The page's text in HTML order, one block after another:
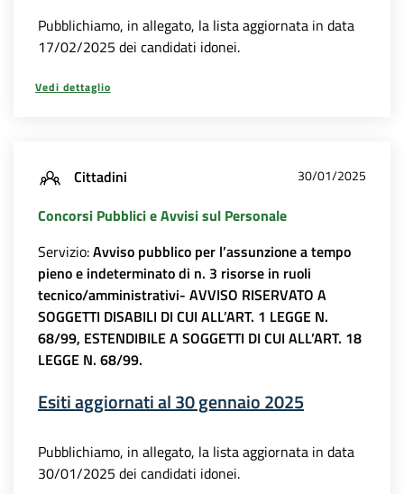
Pubblichiamo, in allegato, la lista aggiornata in data
17/02/2025 dei candidati idonei.
Vedi dettaglio
Cittadini 30/01/2025
Concorsi Pubblici e Avvisi sul Personale
Servizio:Avviso pubblico per l’assunzione a tempo
pieno e indeterminato di n. 3 risorse in ruoli
tecnico/amministrativi- AVVISO RISERVATO A
SOGGETTI DISABILI DI CUI ALL’ART. 1 LEGGE N.
68/99, ESTENDIBILE A SOGGETTI DI CUI ALL’ART. 18
LEGGE N. 68/99.
Esiti aggiornati al 30 gennaio 2025
Pubblichiamo, in allegato, la lista aggiornata in data
30/01/2025 dei candidati idonei.